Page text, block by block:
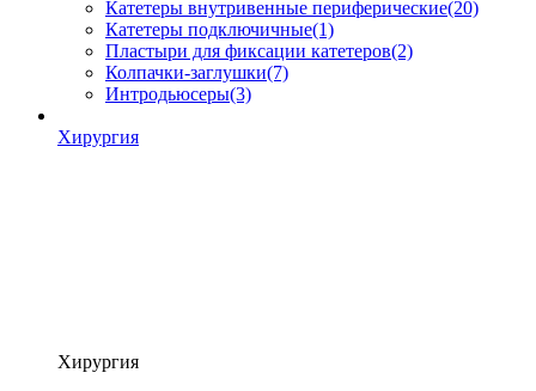
Катетеры внутривенные периферические(20)
Катетеры подключичные(1)
Пластыри для фиксации катетеров(2)
Колпачки-заглушки(7)
Интродьюсеры(3)
Хирургия
Хирургия